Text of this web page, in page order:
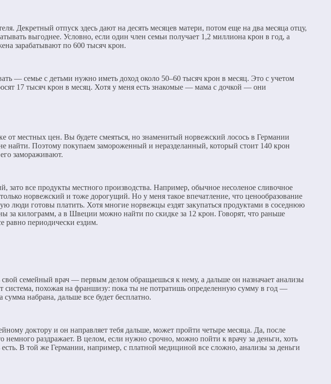
Декретный отпуск здесь дают на десять месяцев матери, потом еще на два месяца отцу,
выгоднее. Условно, если один член семьи получает 1,2 миллиона крон в год, а
зарабатывают по 600 тысяч крон.
— семье с детьми нужно иметь доход около 50–60 тысяч крон в месяц. Это с учетом
17 тысяч крон в месяц. Хотя у меня есть знакомые — мама с дочкой — они
местных цен. Вы будете смеяться, но знаменитый норвежский лосось в Германии
найти. Поэтому покупаем замороженный и неразделанный, который стоит 140 крон
замораживают.
все продукты местного производства. Например, обычное несоленое сливочное
норвежский и тоже дорогущий. Но у меня такое впечатление, что ценообразование
люди готовы платить. Хотя многие норвежцы ездят закупаться продуктами в соседнюю
за килограмм, а в Швеции можно найти по скидке за 12 крон. Говорят, что раньше
периодически ездим.
семейный врач — первым делом обращаешься к нему, а дальше он назначает анализы
система, похожая на франшизу: пока ты не потратишь определенную сумму в год —
набрана, дальше все будет бесплатно.
доктору и он направляет тебя дальше, может пройти четыре месяца. Да, после
раздражает. В целом, если нужно срочно, можно пойти к врачу за деньги, хоть
В той же Германии, например, с платной медициной все сложно, анализы за деньги